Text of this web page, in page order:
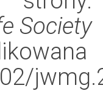
Society